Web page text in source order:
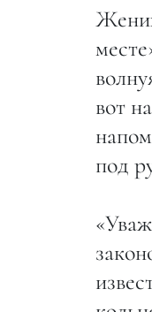
вот
под